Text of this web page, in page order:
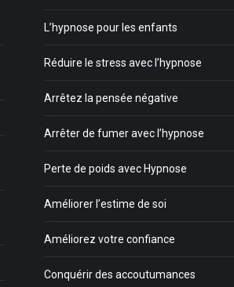
L’hypnose pour les enfants
Réduire le stress avec l’hypnose
Arrêtez la pensée négative
Arrêter de fumer avec l’hypnose
Perte de poids avec Hypnose
Améliorer l’estime de soi
Améliorez votre confiance
Conquérir des accoutumances